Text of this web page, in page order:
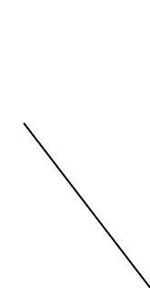
Combination chart
The chart has 1 X
The chart has 1 Y